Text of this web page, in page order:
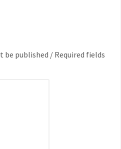
be published / Required fields